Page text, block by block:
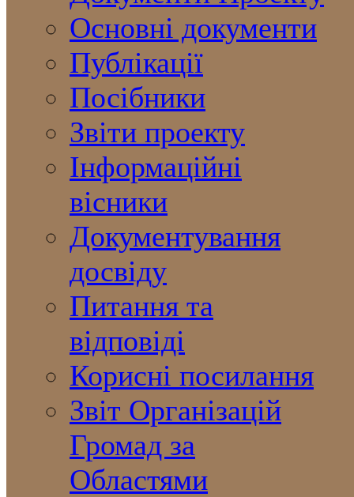
Основні документи
Публікації
Посібники
Звіти проекту
Інформаційні
вісники
Документування
досвіду
Питання та
відповіді
Корисні посилання
Звіт Організацій
Громад за
Областями